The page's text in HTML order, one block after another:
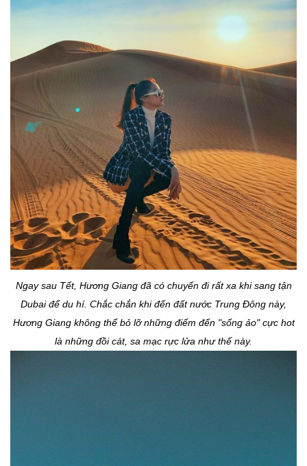
Ngay sau Tết, Hương Giang đã có chuyến đi rất xa khi sang tận
Dubai để du hí. Chắc chắn khi đến đất nước Trung Đông này,
Hương Giang không thể bỏ lỡ những điểm đến "sống ảo" cực hot
là những đồi cát, sa mạc rực lửa như thế này.